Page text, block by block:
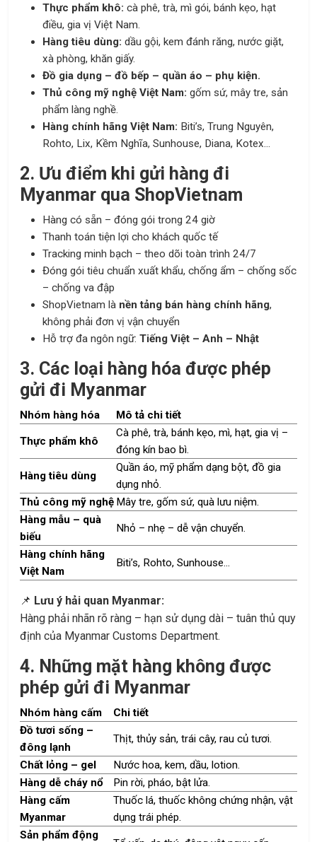
Thực phẩm khô: cà phê, trà, mì gói, bánh kẹo, hạt
điều, gia vị Việt Nam.
Hàng tiêu dùng: dầu gội, kem đánh răng, nước giặt,
xà phòng, khăn giấy.
Đồ gia dụng – đồ bếp – quần áo – phụ kiện.
Thủ công mỹ nghệ Việt Nam: gốm sứ, mây tre, sản
phẩm làng nghề.
Hàng chính hãng Việt Nam: Biti’s, Trung Nguyên,
Rohto, Lix, Kềm Nghĩa, Sunhouse, Diana, Kotex…
2. Ưu điểm khi gửi hàng đi
Myanmar qua ShopVietnam
Hàng có sẵn – đóng gói trong 24 giờ
Thanh toán tiện lợi cho khách quốc tế
Tracking minh bạch – theo dõi toàn trình 24/7
Đóng gói tiêu chuẩn xuất khẩu, chống ẩm – chống sốc
– chống va đập
ShopVietnam là nền tảng bán hàng chính hãng,
không phải đơn vị vận chuyển
Hỗ trợ đa ngôn ngữ: Tiếng Việt – Anh – Nhật
3. Các loại hàng hóa được phép
gửi đi Myanmar
Nhóm hàng hóa Mô tả chi tiết
Thực phẩm khô
Cà phê, trà, bánh kẹo, mì, hạt, gia vị –
đóng kín bao bì.
Hàng tiêu dùng
Quần áo, mỹ phẩm dạng bột, đồ gia
dụng nhỏ.
Thủ công mỹ nghệ Mây tre, gốm sứ, quà lưu niệm.
Hàng mẫu – quà
biếu
Nhỏ – nhẹ – dễ vận chuyển.
Hàng chính hãng
Việt Nam
Biti’s, Rohto, Sunhouse…
📌 Lưu ý hải quan Myanmar:
Hàng phải nhãn rõ ràng – hạn sử dụng dài – tuân thủ quy
định của Myanmar Customs Department.
4. Những mặt hàng không được
phép gửi đi Myanmar
Nhóm hàng cấm
Chi tiết
Đồ tươi sống –
đông lạnh
Thịt, thủy sản, trái cây, rau củ tươi.
Chất lỏng – gel
Nước hoa, kem, dầu, lotion.
Hàng dễ cháy nổ
Pin rời, pháo, bật lửa.
Hàng cấm
Myanmar
Thuốc lá, thuốc không chứng nhận, vật
dụng trái phép.
Sản phẩm động